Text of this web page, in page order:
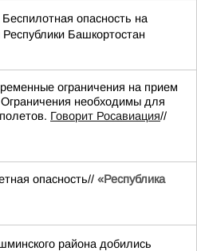
опасность на
Республики Башкортостан
ограничения на прием
необходимы для
Говорит Росавиация//
опасность// «Республика
района добились